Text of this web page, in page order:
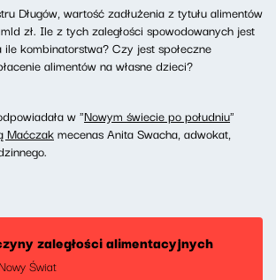
Długów, wartość zadłużenia z tytułu alimentów
zł. Ile z tych zaległości spowodowanych jest
kombinatorstwa? Czy jest społeczne
alimentów na własne dzieci?
w "Nowym świecie po południu"
Maćczakmecenas Anita Swacha, adwokat,
zaległości alimentacyjnych
Świat